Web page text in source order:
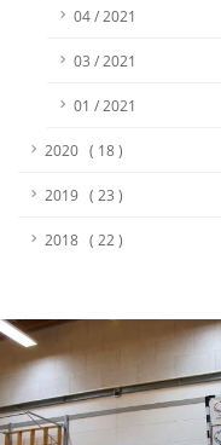
04 / 2021
03 / 2021
01 / 2021
2020 ( 18 )
2019 ( 23 )
2018 ( 22 )